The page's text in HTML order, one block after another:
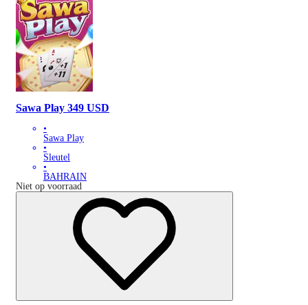
Sawa Play 349 USD
•
Sawa Play
•
Sleutel
•
BAHRAIN
Niet op voorraad